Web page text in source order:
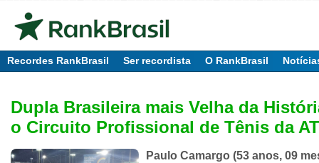
Recordes RankBrasil Ser recordista O RankBrasil
Dupla Brasileira mais Velha da
o Circuito Profissional de Tênis da
Paulo Camargo (53 anos, 09